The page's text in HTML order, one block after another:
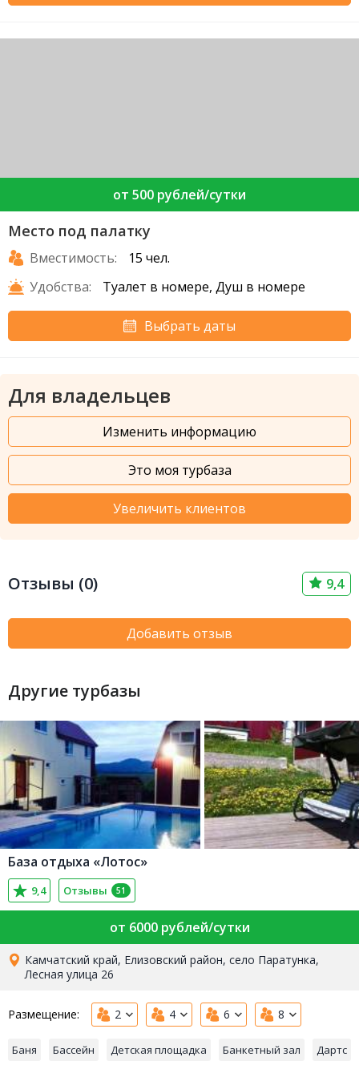
от 500 рублей/сутки
Место под палатку
Вместимость:
15 чел.
Удобства:
Туалет в номере, Душ в номере
Выбрать даты
Для владельцев
Изменить информацию
Это моя турбаза
Увеличить клиентов
Отзывы (0) 9,4
Добавить отзыв
Другие турбазы
База отдыха «Лотос»
9,4 Отзывы 51
от 6000 рублей/сутки
Камчатский край, Елизовский район, село Паратунка,
Лесная улица 26
Размещение: 2 4 6 8
Баня Бассейн Детская площадка Банкетный зал Дартс